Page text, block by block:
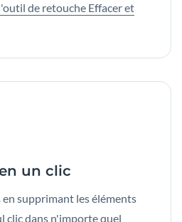
de retouche Effacer et
un clic
supprimant les éléments
clic dans n'importe quel